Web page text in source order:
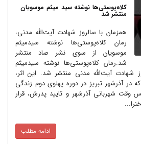
کلاه‌پوستی‌ها نوشته سید میثم موسویان
منتشر شد
همزمان با سالروز شهادت آیت‌الله مدنی،
رمان کلاه‌پوستی‌ها نوشته‌ سیدمیثم
موسویان از سوی نشر صاد منتشر
شد.رمان کلاه‌پوستی‌ها نوشته‌ سیدمیثم
شهادت آیت‌الله مدنی منتشر شد. این اثر،
آذرشهر تبریز در دوره‌ پهلوی دوم زندگی
شهربانی آذرشهر و تایید پدرش، قرار
ادامه مطلب